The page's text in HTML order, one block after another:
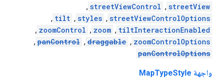
streetView
,
streetViewControl
,
streetViewControlOptions
,
styles
,
tilt
,
tiltInteractionEnabled
,
zoom
,
zoomControl
,
zoomControlOptions
,
draggable
,
panControl
,
panControlOptions
واجهة MapTypeStyle